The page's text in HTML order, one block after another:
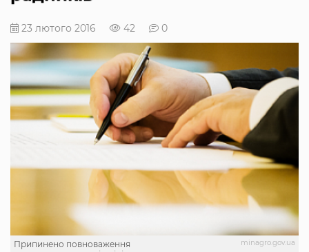
23 лютого 2016 42 0
minagro.gov.ua
Припинено повноваження